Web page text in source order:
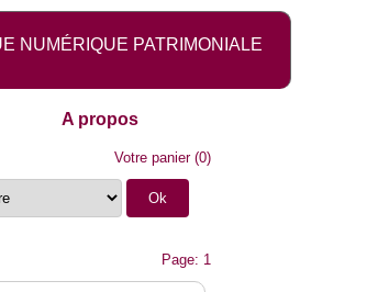
NUMÉRIQUE PATRIMONIALE
A propos
Votre panier(0)
Page: 1